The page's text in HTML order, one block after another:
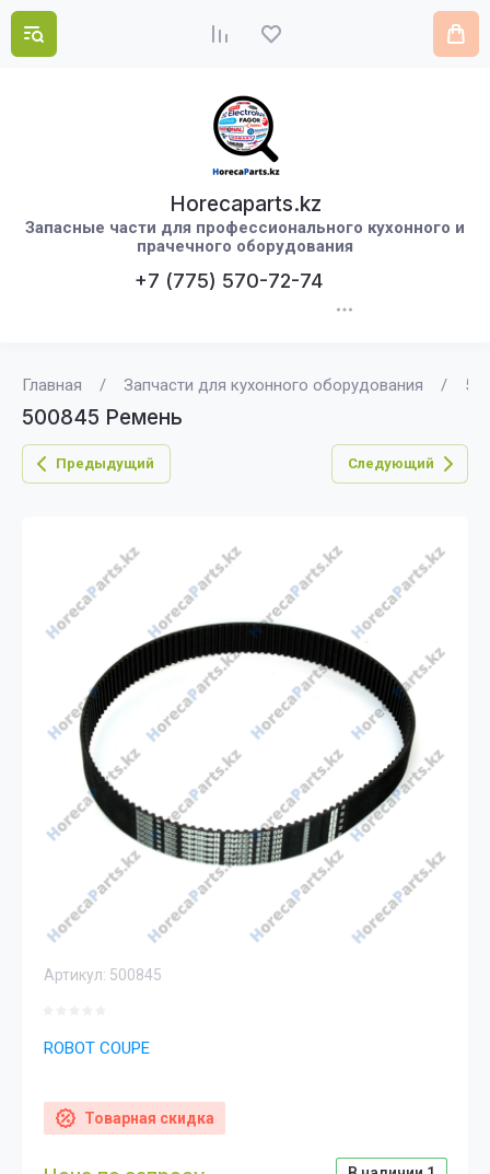
Horecaparts.kz
Запасные части для профессионального кухонного и
прачечного оборудования
+7 (775) 570-72-74
Главная / Запчасти для кухонного оборудования /
500845 Ремень
Предыдущий Следующий
Артикул: 500845
ROBOT COUPE
Товарная скидка